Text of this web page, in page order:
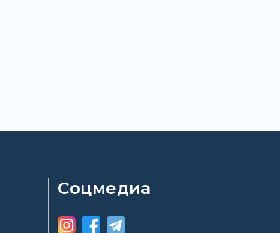
Соцмедиа